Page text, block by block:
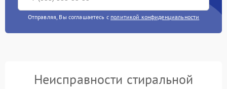
Отправляя, Вы соглашаетесь с политикой конфиденциальности
Неисправности стиральной